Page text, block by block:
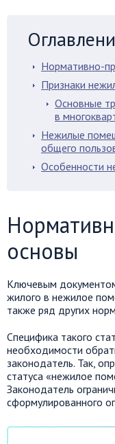
Нормативно-
Признаки
Основные
в
Нежилые
общего
Особенности
основы
Ключевым
жилого в нежилое
также ряд других
Специфика такого
необходимости
законодатель. Так,
статуса «нежилое
Законодатель
сформулированного